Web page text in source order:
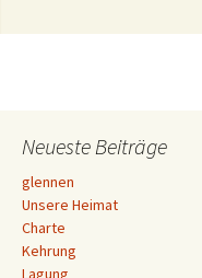
Neueste Beiträge
glennen
Unsere Heimat
Charte
Kehrung
Lagung